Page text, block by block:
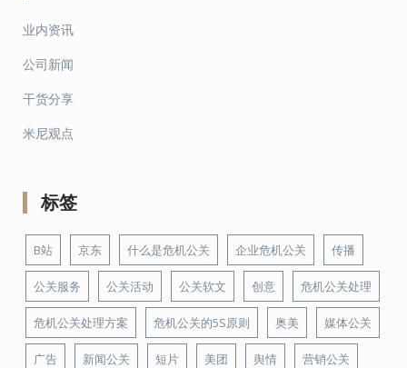
业内资讯
公司新闻
干货分享
米尼观点
标签
B站 京东 什么是危机公关 企业危机公关 传播
公关服务 公关活动 公关软文 创意 危机公关处理
危机公关处理方案 危机公关的5S原则 奥美 媒体公关
广告 新闻公关 短片 美团 舆情 营销公关